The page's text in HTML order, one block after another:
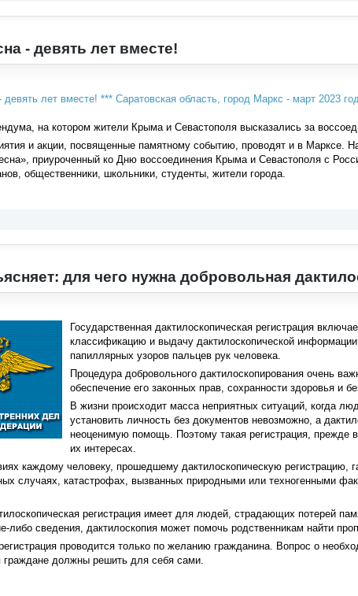
- девять лет вместе!
на котором жители Крыма и Севастополя высказались за
и акции, посвященные памятному событию, проводят и в Марксе.
приуроченный ко Дню воссоединения Крыма и Севастополя с
общественники, школьники, студенты, жители города.
для чего нужна добровольная
Государственная дактилоскопическая регистрация
классификацию и выдачу дактилоскопической
папиллярных узоров пальцев рук человека.
Процедура добровольного дактилоскопирования очень
обеспечение его законных прав, сохранности здоровья и
В жизни происходит масса неприятных ситуаций, когда
установить личность без документов невозможно, а
неоценимую помощь. Поэтому такая регистрация, прежде
их интересах.
каждому человеку, прошедшему дактилоскопическую регистрацию,
случаях, катастрофах, вызванных природными или техногенными
регистрация имеет для людей, страдающих потерей
либо сведения, дактилоскопия может помочь родственникам найти
проводится только по желанию гражданина. Вопрос о
граждане должны решить для себя сами.